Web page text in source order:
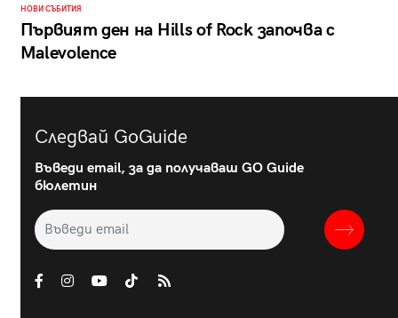
НОВИ СЪБИТИЯ
Първият ден на Hills of Rock започва с
Malevolence
Следвай GoGuide
Въведи email, за да получаваш GO Guide
бюлетин